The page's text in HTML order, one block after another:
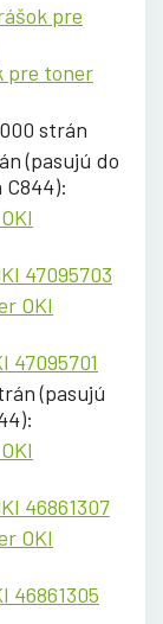
pre
pre toner
strán
(pasujú do
C844):
47095703
OKI
47095701
(pasujú
46861307
OKI
46861305